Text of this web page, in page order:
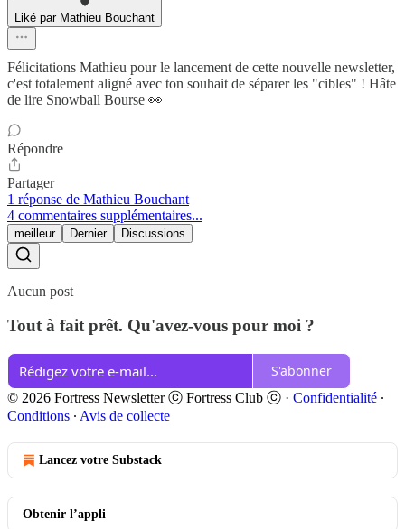
Liké par Mathieu Bouchant
Félicitations Mathieu pour le lancement de cette nouvelle newsletter,
c'est totalement aligné avec ton souhait de séparer les "cibles" ! Hâte
de lire Snowball Bourse 👀
Répondre
Partager
1 réponse de Mathieu Bouchant
4 commentaires supplémentaires...
meilleur Dernier Discussions
Aucun post
Tout à fait prêt. Qu'avez-vous pour moi ?
S'abonner
© 2026 Fortress Newsletter ⓒ Fortress Club ⓒ · Confidentialité ∙
Conditions ∙ Avis de collecte
Lancez votre Substack
Obtenir l’appli